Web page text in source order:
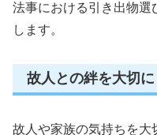
法事における引き出物選
します。
故人との絆を大切に
故人や家族の気持ちを大